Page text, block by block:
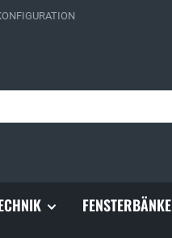
FENSTERBÄNKE